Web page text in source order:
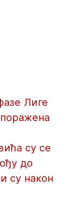
Лиге
су се
до
су након